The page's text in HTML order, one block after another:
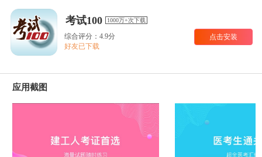
考试100 1000万+次下载
综合评分：4.9分
好友已下载
点击安装
应用截图